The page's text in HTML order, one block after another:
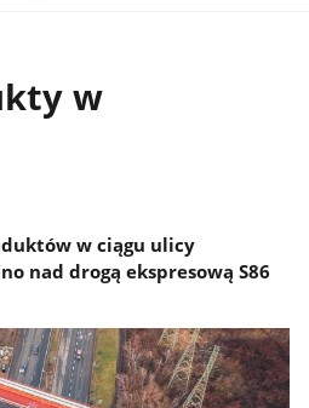
w
w ciągu ulicy
nad drogą ekspresową S86